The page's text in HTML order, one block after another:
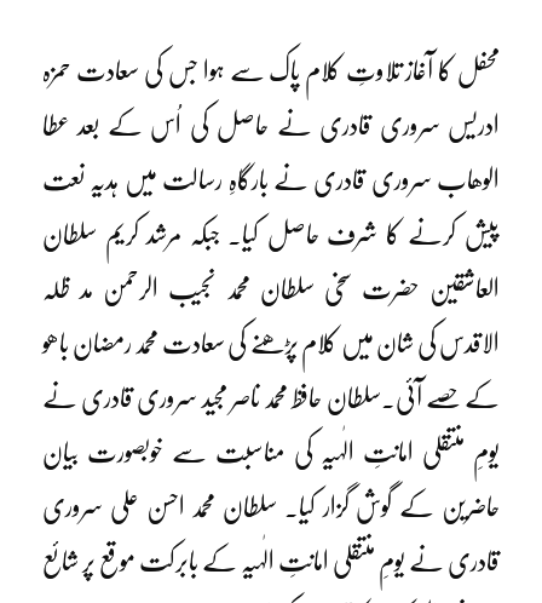
محفل کا آغاز تلاوتِ کلام پاک سے ہوا جس کی سعادت حمزہ
ادریس سروری قادری نے حاصل کی اُس کے بعد عطا
الوھاب سروری قادری نے بارگاہِ رسالت میں ہدیہ نعت
پیش کرنے کا شرف حاصل کیا۔ جبکہ مرشد کریم سلطان
العاشقین حضرت سخی سلطان محمد نجیب الرحمن مد ظلہ
الاقدس کی شان میں کلام پڑھنے کی سعادت محمد رمضان باھو
کے حصے آئی۔سلطان حافظ محمد ناصر مجید سروری قادری نے
یومِ منتقلی امانتِ الٰہیہ کی مناسبت سے خوبصورت بیان
حاضرین کے گوش گزار کیا۔ سلطان محمد احسن علی سروری
قادری نے یومِ منتقلی امانتِ الٰہیہ کے بابرکت موقع پر شائع